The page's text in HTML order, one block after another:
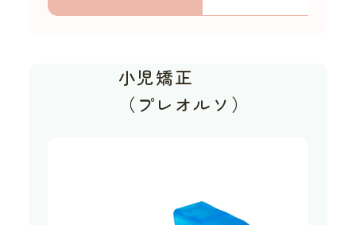
小児矯正
（プレオルソ）